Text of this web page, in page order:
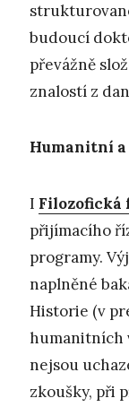
budoucí
převážně
znalostí z
Humanitní
I Filozofická
přijímacího
programy.
naplněné
Historie (v
humanitních
nejsou
zkoušky, při